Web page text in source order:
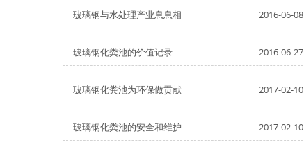
玻璃钢与水处理产业息息相 2016-06-08
玻璃钢化粪池的价值记录 2016-06-27
玻璃钢化粪池为环保做贡献 2017-02-10
玻璃钢化粪池的安全和维护 2017-02-10